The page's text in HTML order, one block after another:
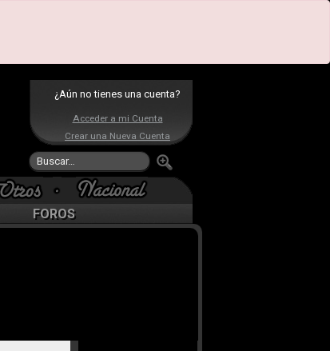
¿Aún no tienes una cuenta?
Acceder a mi Cuenta
Crear una Nueva Cuenta
FOROS